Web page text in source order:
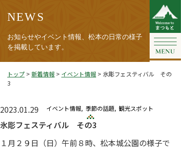
NEWS
お知らせやイベント情報、松本の日常の様子
を掲載しています。
トップ > 新着情報 > イベント情報 > 氷彫フェスティバル その
3
2023.01.29 イベント情報 季節の話題 観光スポット
氷彫フェスティバル その3
１月２９日（日）午前８時、松本城公園の様子で